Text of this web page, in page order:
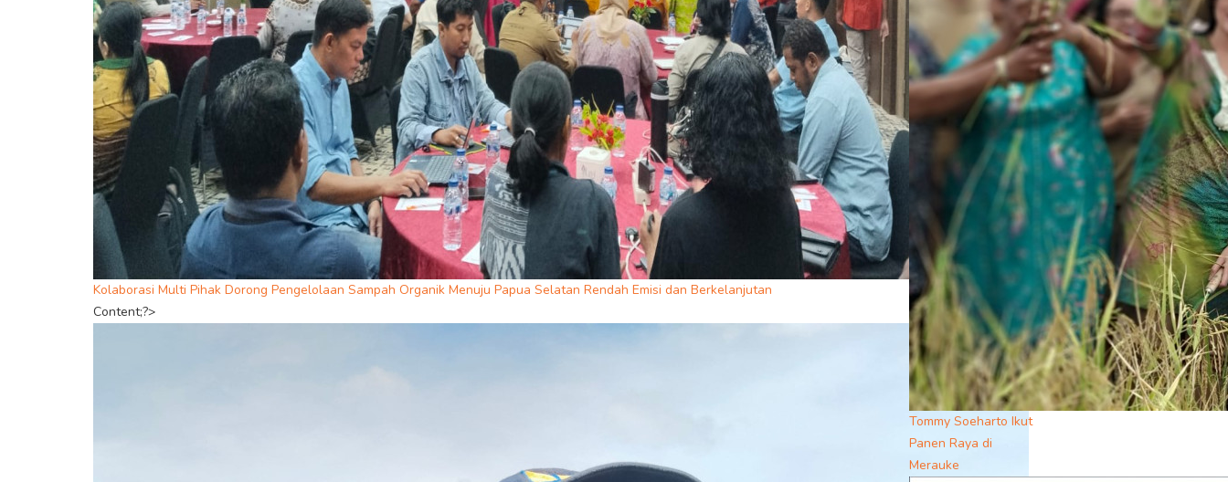
Kolaborasi Multi Pihak Dorong Pengelolaan Sampah Organik Menuju Papua Selatan Rendah Emisi dan Berkelanjutan
Content;?>
Tommy Soeharto Ikut
Panen Raya di
Merauke